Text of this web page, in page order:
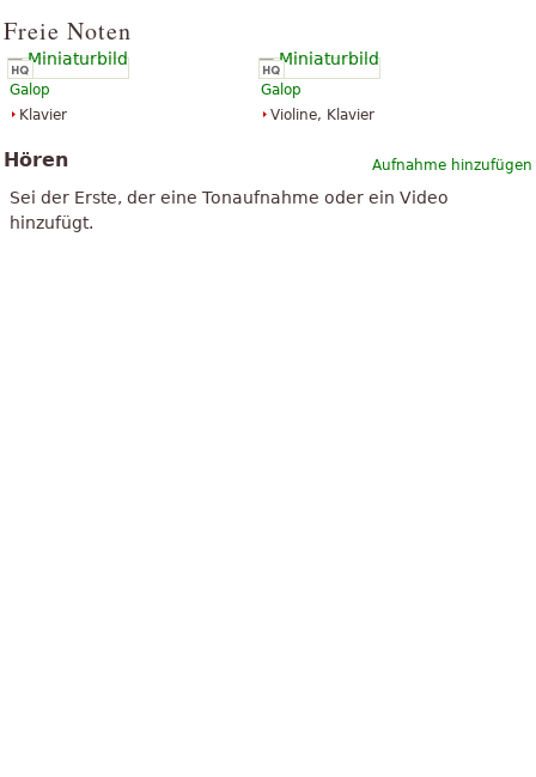
Freie Noten
Galop
Klavier
Galop
Violine, Klavier
Aufnahme hinzufügen
Hören
Sei der Erste, der eine Tonaufnahme oder ein Video
hinzufügt.